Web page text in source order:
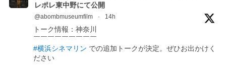
レポレ東中野にて公開
@abombmuseumfilm · 14h
トーク情報：神奈川
￣￣￣￣￣￣￣￣￣
#横浜シネマリン での追加トークが決定。ぜひお出かけく
ださい